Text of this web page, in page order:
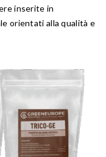
inserite in
orientati alla qualità e